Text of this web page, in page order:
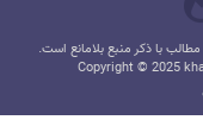
با ذکر منبع بلامانع است.
Copyright © 2025